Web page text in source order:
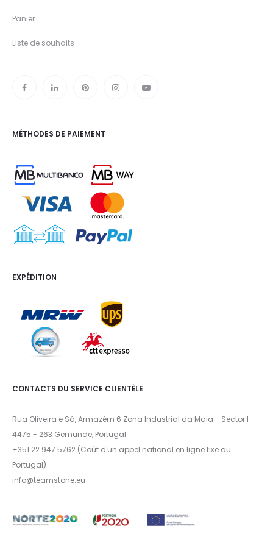
Panier
Liste de souhaits
MÉTHODES DE PAIEMENT
EXPÉDITION
CONTACTS DU SERVICE CLIENTÈLE
Rua Oliveira e Sá, Armazém 6 Zona Industrial da Maia - Sector I
4475 - 263 Gemunde, Portugal
+351 22 947 5762 (Coût d'un appel national en ligne fixe au
Portugal)
info@teamstone.eu